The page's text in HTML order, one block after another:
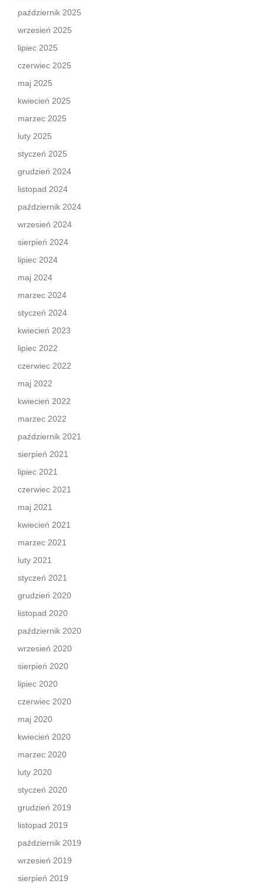
październik 2025
wrzesień 2025
lipiec 2025
czerwiec 2025
maj 2025
kwiecień 2025
marzec 2025
luty 2025
styczeń 2025
grudzień 2024
listopad 2024
październik 2024
wrzesień 2024
sierpień 2024
lipiec 2024
maj 2024
marzec 2024
styczeń 2024
kwiecień 2023
lipiec 2022
czerwiec 2022
maj 2022
kwiecień 2022
marzec 2022
październik 2021
sierpień 2021
lipiec 2021
czerwiec 2021
maj 2021
kwiecień 2021
marzec 2021
luty 2021
styczeń 2021
grudzień 2020
listopad 2020
październik 2020
wrzesień 2020
sierpień 2020
lipiec 2020
czerwiec 2020
maj 2020
kwiecień 2020
marzec 2020
luty 2020
styczeń 2020
grudzień 2019
listopad 2019
październik 2019
wrzesień 2019
sierpień 2019